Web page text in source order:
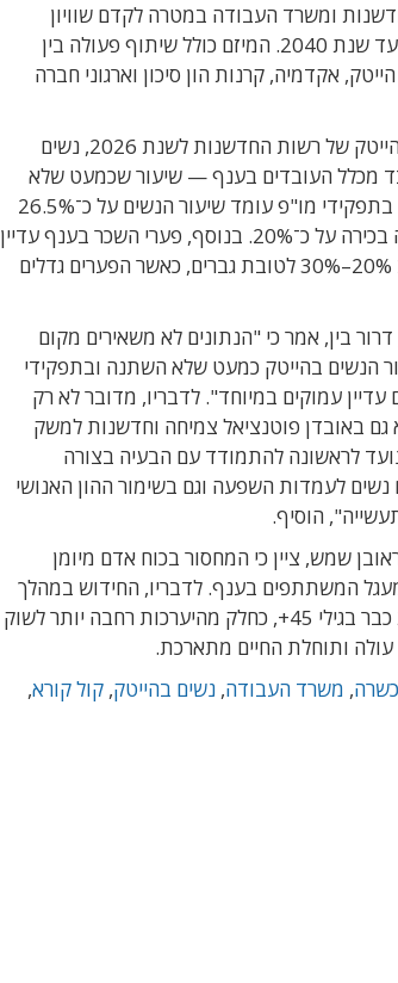
החדשנות ומשרד העבודה במטרה לקדם שוויון
מגדרי בהייטק הישראלי עד שנת 2040. המיזם כולל שיתוף פעולה בין
אקדמיה, קרנות הון סיכון וארגוני חברה
לפי דו"ח מצב הנשים בהייטק של רשות החדשנות לשנת 2026, נשים
כיום כ־33% בלבד מכלל העובדים בענף — שיעור שכמעט שלא
השתנה בעשור האחרון. בתפקידי מו"פ עומד שיעור הנשים על כ־26.5%
בלבד, ובתפקידי הנהלה בכירה על כ־20%. בנוסף, פערי השכר בענף עדיין
משמעותיים ונעים סביב 20%–30% לטובת גברים, כאשר הפערים גדלים
בין, אמר כי "הנתונים לא משאירים מקום
הנשים בהייטק כמעט שלא השתנה ובתפקידי
עמוקים במיוחד". לדבריו, מדובר לא רק
גם באובדן פוטנציאל צמיחה וחדשנות למשק
לראשונה להתמודד עם הבעיה בצורה
לעמדות השפעה וגם בשימור ההון האנושי
הוסיף.
שמש, ציין כי המחסור בכוח אדם מיומן
המשתתפים בענף. לדבריו, החידוש במהלך
הנוכחי הוא ההתמקדות כבר בגילי 45+, כחלק מהיערכות רחבה יותר לשוק
ותוחלת החיים מתארכת.
, משרד העבודה, נשים בהייטק, קול קורא,